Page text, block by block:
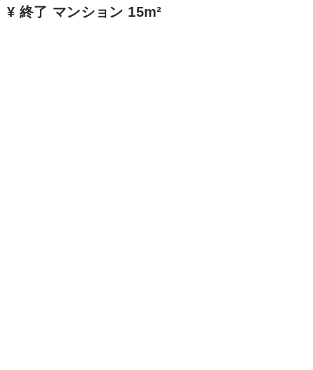
¥ 終了 マンション 15m²